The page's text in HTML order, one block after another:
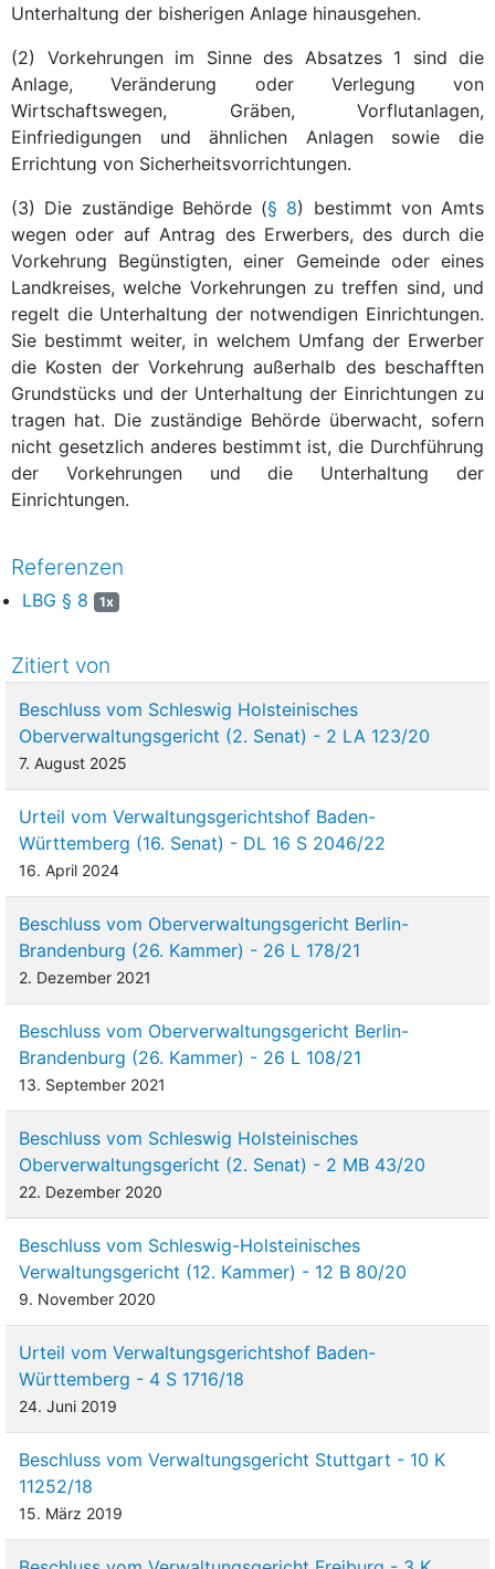
Unterhaltung der bisherigen Anlage hinausgehen.
(2) Vorkehrungen im Sinne des Absatzes 1 sind die
Anlage, Veränderung oder Verlegung von
Wirtschaftswegen, Gräben, Vorflutanlagen,
Einfriedigungen und ähnlichen Anlagen sowie die
Errichtung von Sicherheitsvorrichtungen.
(3) Die zuständige Behörde (§ 8) bestimmt von Amts
wegen oder auf Antrag des Erwerbers, des durch die
Vorkehrung Begünstigten, einer Gemeinde oder eines
Landkreises, welche Vorkehrungen zu treffen sind, und
regelt die Unterhaltung der notwendigen Einrichtungen.
Sie bestimmt weiter, in welchem Umfang der Erwerber
die Kosten der Vorkehrung außerhalb des beschafften
Grundstücks und der Unterhaltung der Einrichtungen zu
tragen hat. Die zuständige Behörde überwacht, sofern
nicht gesetzlich anderes bestimmt ist, die Durchführung
der Vorkehrungen und die Unterhaltung der
Einrichtungen.
Referenzen
LBG § 8 1x
Zitiert von
Beschluss vom Schleswig Holsteinisches
Oberverwaltungsgericht (2. Senat) - 2 LA 123/20
7. August 2025
Urteil vom Verwaltungsgerichtshof Baden-
Württemberg (16. Senat) - DL 16 S 2046/22
16. April 2024
Beschluss vom Oberverwaltungsgericht Berlin-
Brandenburg (26. Kammer) - 26 L 178/21
2. Dezember 2021
Beschluss vom Oberverwaltungsgericht Berlin-
Brandenburg (26. Kammer) - 26 L 108/21
13. September 2021
Beschluss vom Schleswig Holsteinisches
Oberverwaltungsgericht (2. Senat) - 2 MB 43/20
22. Dezember 2020
Beschluss vom Schleswig-Holsteinisches
Verwaltungsgericht (12. Kammer) - 12 B 80/20
9. November 2020
Urteil vom Verwaltungsgerichtshof Baden-
Württemberg - 4 S 1716/18
24. Juni 2019
Beschluss vom Verwaltungsgericht Stuttgart - 10 K
11252/18
15. März 2019